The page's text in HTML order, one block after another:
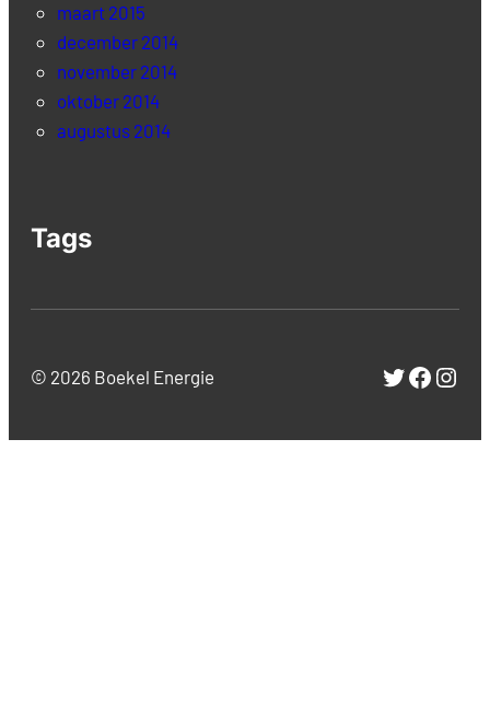
maart 2015
december 2014
november 2014
oktober 2014
augustus 2014
Tags
© 2026 Boekel Energie Twitter